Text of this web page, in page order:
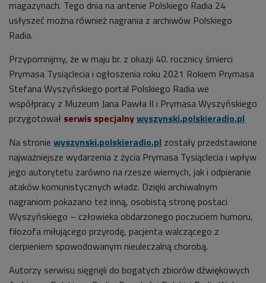
magazynach. Tego dnia na antenie Polskiego Radia 24
usłyszeć można również nagrania z archiwów Polskiego
Radia.
Przypomnijmy, że w maju br. z okazji 40. rocznicy śmierci
Prymasa Tysiąclecia i ogłoszenia roku 2021 Rokiem Prymasa
Stefana Wyszyńskiego portal Polskiego Radia we
współpracy z Muzeum Jana Pawła II i Prymasa Wyszyńskiego
przygotował serwis specjalnywyszynski.polskieradio.pl
Na stronie wyszynski.polskieradio.pl zostały przedstawione
najważniejsze wydarzenia z życia Prymasa Tysiąclecia i wpływ
jego autorytetu zarówno na rzesze wiernych, jak i odpieranie
ataków komunistycznych władz. Dzięki archiwalnym
nagraniom pokazano też inną, osobistą stronę postaci
Wyszyńskiego – człowieka obdarzonego poczuciem humoru,
filozofa miłującego przyrodę, pacjenta walczącego z
cierpieniem spowodowanym nieuleczalną chorobą.
Autorzy serwisu sięgnęli do bogatych zbiorów dźwiękowych